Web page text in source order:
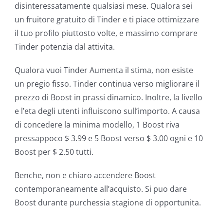
disinteressatamente qualsiasi mese. Qualora sei
un fruitore gratuito di Tinder e ti piace ottimizzare
il tuo profilo piuttosto volte, e massimo comprare
Tinder potenzia dal attivita.
Qualora vuoi Tinder Aumenta il stima, non esiste
un pregio fisso. Tinder continua verso migliorare il
prezzo di Boost in prassi dinamico. Inoltre, la livello
e l’eta degli utenti influiscono sull’importo. A causa
di concedere la minima modello, 1 Boost riva
pressappoco $ 3.99 e 5 Boost verso $ 3.00 ogni e 10
Boost per $ 2.50 tutti.
Benche, non e chiaro accendere Boost
contemporaneamente all’acquisto. Si puo dare
Boost durante purchessia stagione di opportunita.